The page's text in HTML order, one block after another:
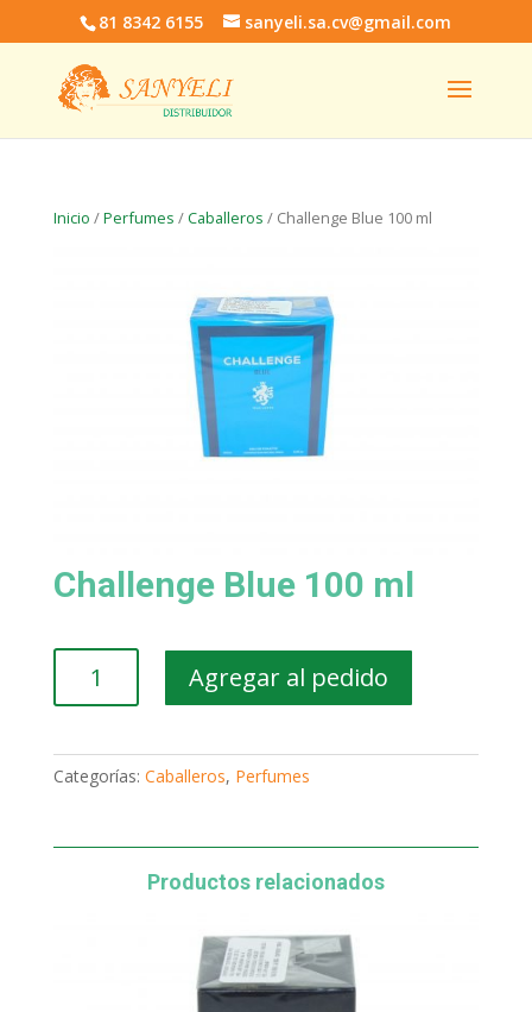
81 8342 6155 sanyeli.sa.cv@gmail.com
Inicio /Perfumes /Caballeros / Challenge Blue 100 ml
Challenge Blue 100 ml
cantidad
Agregar al pedido
Categorías: Caballeros, Perfumes
Productos relacionados